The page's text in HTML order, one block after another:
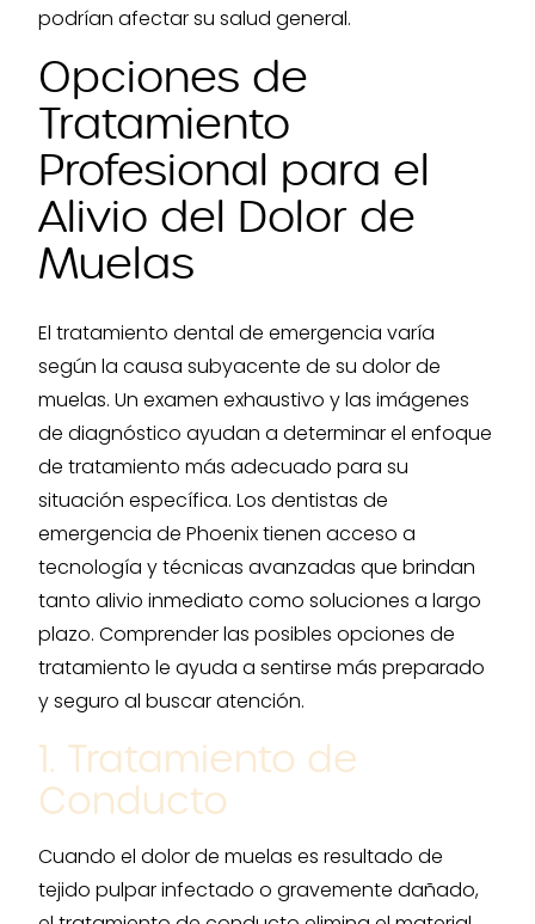
podrían afectar su salud general.
Opciones de
Tratamiento
Profesional para el
Alivio del Dolor de
Muelas
El tratamiento dental de emergencia varía
según la causa subyacente de su dolor de
muelas. Un examen exhaustivo y las imágenes
de diagnóstico ayudan a determinar el enfoque
de tratamiento más adecuado para su
situación específica. Los dentistas de
emergencia de Phoenix tienen acceso a
tecnología y técnicas avanzadas que brindan
tanto alivio inmediato como soluciones a largo
plazo. Comprender las posibles opciones de
tratamiento le ayuda a sentirse más preparado
y seguro al buscar atención.
1. Tratamiento de
Conducto
Cuando el dolor de muelas es resultado de
tejido pulpar infectado o gravemente dañado,